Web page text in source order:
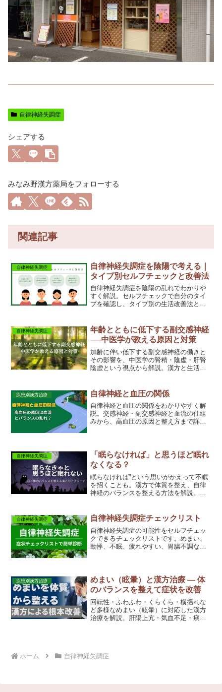
自律神経失調症
シェアする
みなみ野漢方薬局をフォローする
関連記事
自律神経失調症
自律神経失調症を陰陽で考える｜
タイプ別セルフチェックと改善法
自律神経失調症を陰陽の乱れでわかりや
すく解説。セルフチェックで自分のタイ
プを確認し、タイプ別の生活改善法と相
自律神経失調症
年齢とともに低下する副交感神経
──中医学が教える原因と対策
加齢に伴い低下する副交感神経の働きと
その影響を、中医学の腎精・陰虚・肝腎
陰虚という視点から解説。漢方と生活習
疾患別漢方治療 自律神経と血圧の関係
自律神経と血圧の関係をわかりやすく解
説。交感神経・副交感神経と血流の仕組
みから、高血圧の原因と整え方まで詳し
自律神経失調症
「眠らなければ」と思うほど眠れ
なくなる？
眠らなければ”という思いがかえって不眠
を招くことも。漢方で体質を整え、自律
神経のバランスを整える方法を解説。不
自律神経失調症 自律神経失調症チェックリスト
自律神経失調症の可能性をセルフチェッ
クできるチェックリストです。めまい、
動悸、不眠、疲れやすい、胃腸不調など
ます。
疾患別漢方治療
めまい（眩暈）と漢方治療 ― 体
のバランスを整えて症状を改善
回転性・ふわふわ・くらくら・横揺れな
ど多様なめまい（眩暈）に対応した漢方
治療を解説。肝陽上亢・気血不足・痰湿
ホーム
自律神経失調症